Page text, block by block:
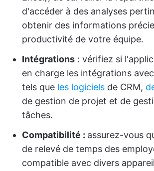
d'accéder à des analyses
obtenir des informations
productivité de votre équipe.
Intégrations : vérifiez si
en charge les intégrations
tels que les logiciels de CRM,
de gestion de projet et de
tâches.
Compatibilité : assurez-vous
de relevé de temps des
compatible avec divers